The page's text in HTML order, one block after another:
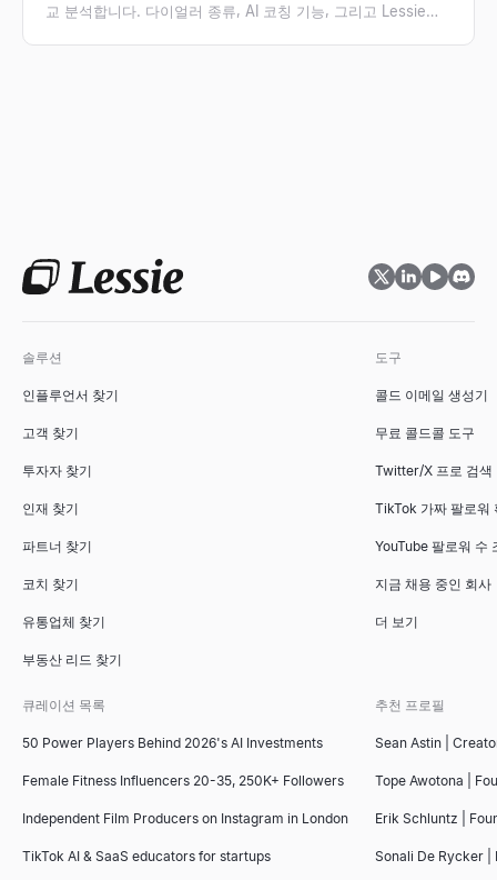
교 분석합니다. 다이얼러 종류, AI 코칭 기능, 그리고 Lessie를
솔루션
인플루언서 찾기
고객 찾기
투자자 찾기
인재 찾기
파트너 찾기
코치 찾기
유통업체 찾기
부동산 리드 찾기
도구
콜드 이메일 생성기
무료 콜드콜 도구
Twitter/X 프로 검색
TikTok 가짜 팔로워
YouTube 팔로워 수
지금 채용 중인 회사
더 보기
큐레이션 목록
50 Power Players Behind 2026's AI Investments
Female Fitness Influencers 20-35, 250K+ Followers
Independent Film Producers on Instagram in London
TikTok AI & SaaS educators for startups
추천 프로필
Sean Astin |
Tope Awotona |
Erik Schluntz |
Sonali De Rycker |